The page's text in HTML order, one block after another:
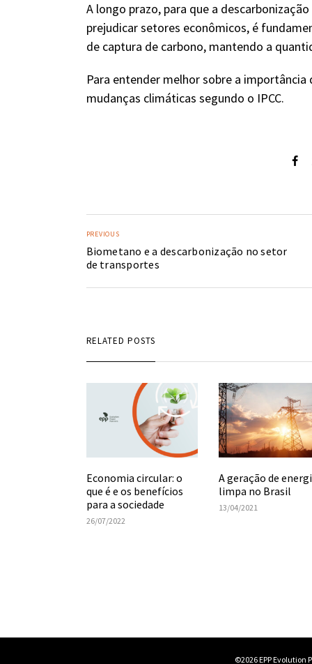
A longo prazo, para que a
prejudicar setores econômicos, é
de captura de carbono, mantendo a
Para entender melhor sobre a
mudanças climáticas segundo o IPCC.
PREVIOUS
Biometano e a descarbonização no setor
de transportes
RELATED POSTS
Economia circular: o
que é e os benefícios
para a sociedade
26/07/2022
A geração de
limpa no Brasil
13/04/2021
©2026 EPP Evolution